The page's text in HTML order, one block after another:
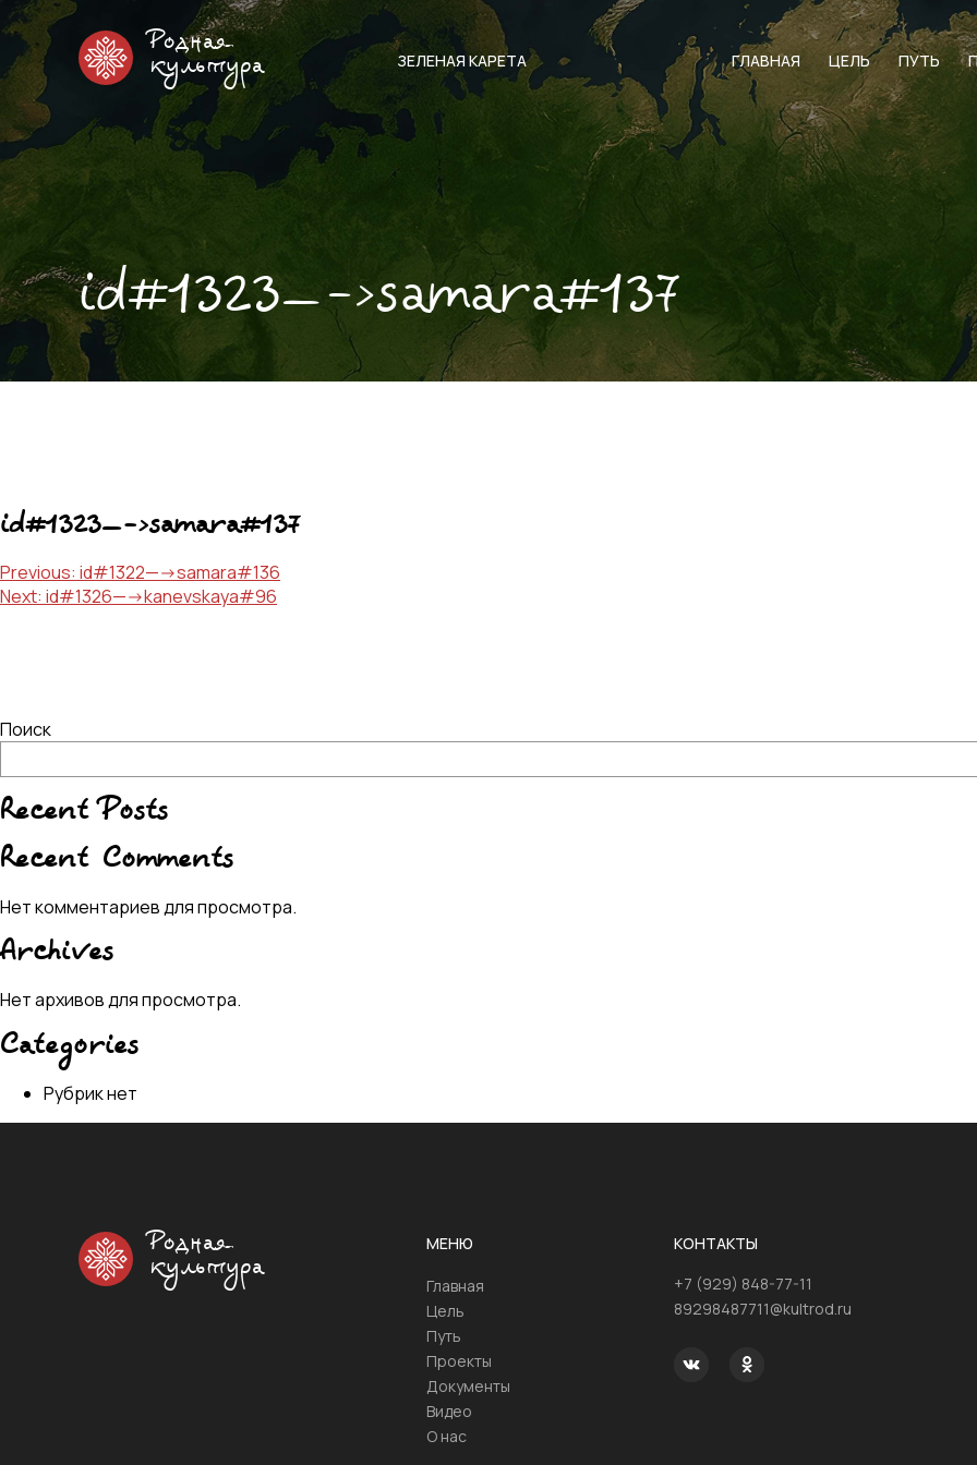
Родная
культура
ЗЕЛЕНАЯ КАРЕТА ГЛАВНАЯ ЦЕЛЬ ПУТЬ
id#1323—->samara#137
id#1323—->samara#137
Навигация
по
Previous: id#1322—->samara#136
Next: id#1326—->kanevskaya#96
Поиск
Recent Posts
Recent Comments
Нет комментариев для просмотра.
Archives
Нет архивов для просмотра.
Categories
Рубрик нет
Родная
культура
МЕНЮ
Главная
Цель
Путь
Проекты
Документы
Видео
О нас
КОНТАКТЫ
+7 (929) 848-77-11
89298487711@kultrod.ru